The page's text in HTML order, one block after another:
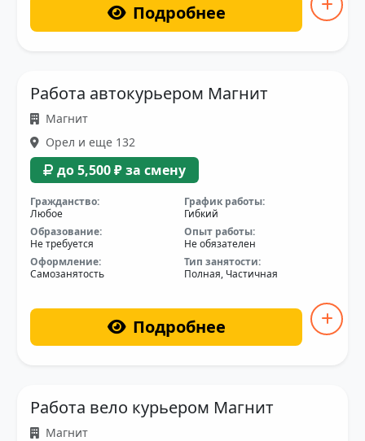
Подробнее
Работа автокурьером Магнит
Магнит
Орел и еще 132
до 5,500 ₽ за смену
Гражданство:
Любое
График работы:
Гибкий
Образование:
Не требуется
Опыт работы:
Не обязателен
Оформление:
Самозанятость
Тип занятости:
Полная, Частичная
Подробнее
Работа вело курьером Магнит
Магнит